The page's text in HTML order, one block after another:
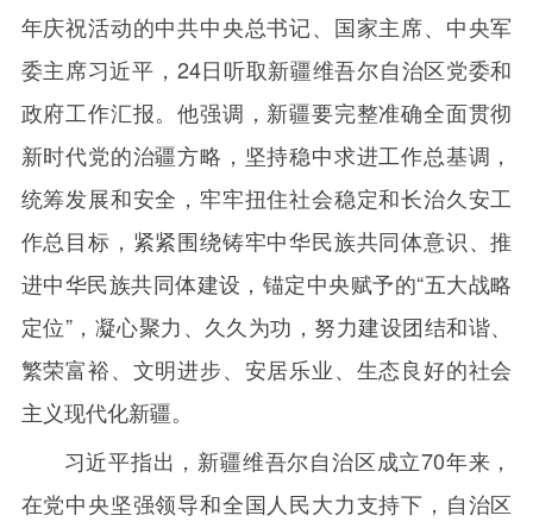
年庆祝活动的中共中央总书记、国家主席、中央军
委主席习近平， 24日听取新疆维吾尔自治区党委和
政府工作汇报。他强调，新疆要完整准确全面贯彻
新时代党的治疆方略，坚持稳中求进工作总基调，
统筹发展和安全，牢牢扭住社会稳定和长治久安工
作总目标，紧紧围绕铸牢中华民族共同体意识、推
进中华民族共同体建设，锚定中央赋予的“五大战略
定位”，凝心聚力、久久为功，努力建设团结和谐、
繁荣富裕、文明进步、安居乐业、生态良好的社会
主义现代化新疆。
习近平指出，新疆维吾尔自治区成立70年来，
在党中央坚强领导和全国人民大力支持下，自治区